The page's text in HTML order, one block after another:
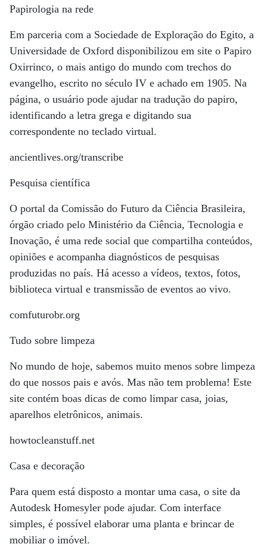
Papirologia na rede
Em parceria com a Sociedade de Exploração do Egito, a
Universidade de Oxford disponibilizou em site o Papiro
Oxirrinco, o mais antigo do mundo com trechos do
evangelho, escrito no século IV e achado em 1905. Na
página, o usuário pode ajudar na tradução do papiro,
identificando a letra grega e digitando sua
correspondente no teclado virtual.
ancientlives.org/transcribe
Pesquisa científica
O portal da Comissão do Futuro da Ciência Brasileira,
órgão criado pelo Ministério da Ciência, Tecnologia e
Inovação, é uma rede social que compartilha conteúdos,
opiniões e acompanha diagnósticos de pesquisas
produzidas no país. Há acesso a vídeos, textos, fotos,
biblioteca virtual e transmissão de eventos ao vivo.
comfuturobr.org
Tudo sobre limpeza
No mundo de hoje, sabemos muito menos sobre limpeza
do que nossos pais e avós. Mas não tem problema! Este
site contém boas dicas de como limpar casa, joias,
aparelhos eletrônicos, animais.
howtocleanstuff.net
Casa e decoração
Para quem está disposto a montar uma casa, o site da
Autodesk Homesyler pode ajudar. Com interface
simples, é possível elaborar uma planta e brincar de
mobiliar o imóvel.